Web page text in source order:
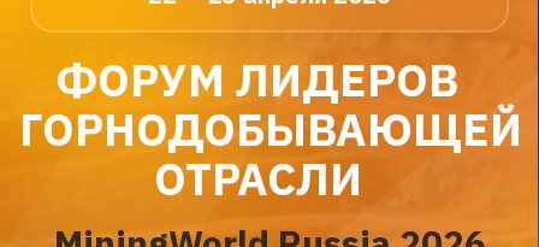
ГОРНОДОБЫВАЮЩЕЙ
ОТРАСЛИ
Получите доступ к видеоматериалам
Форума лидеров горнодобывающей
отрасли MiningWorld Russia 2026
MiningWorld Russia 2026